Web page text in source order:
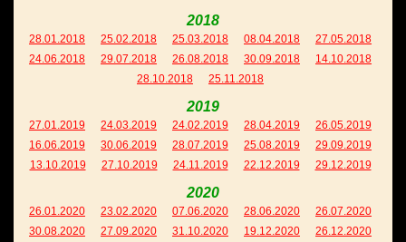
2018
28.01.2018 25.02.2018 25.03.2018 08.04.2018
27.05.2018
24.06.2018
29.07.2018 26.08.2018 30.09.2018
14.10.2018
28.10.2018
25.11.2018
2019
27.01.2019 24.03.2019 24.02.2019 28.04.2019
26.05.2019
16.06.2019
30.06.2019 28.07.2019 25.08.2019
29.09.2019
13.10.2019
27.10.2019 24.11.2019 22.12.2019 29.12.2019
2020
26.01.2020 23.02.2020 07.06.2020 28.06.2020
26.07.2020
30.08.2020
27.09.2020 31.10.2020 19.12.2020 26.12.2020